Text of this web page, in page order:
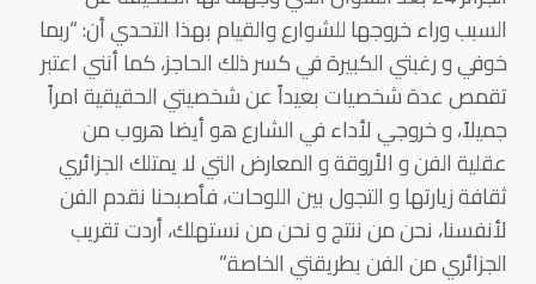
السبب وراء خروجها للشوارع والقيام بهذا التحدي أن: “ربما
خوفي و رغبتي الكبيرة في كسر ذلك الحاجز، كما أنني اعتبر
تقمص عدة شخصيات بعيداً عن شخصيتي الحقيقية امراً
جميلاً، و خروجي لأداء في الشارع هو أيضا هروب من
عقلية الفن و الأروقة و المعارض التي لا يمتلك الجزائري
ثقافة زيارتها و التجول بين اللوحات، فأصبحنا نقدم الفن
لأنفسنا، نحن من ننتج و نحن من نستهلك، أردت تقريب
الجزائري من الفن بطريقتي الخاصة.”